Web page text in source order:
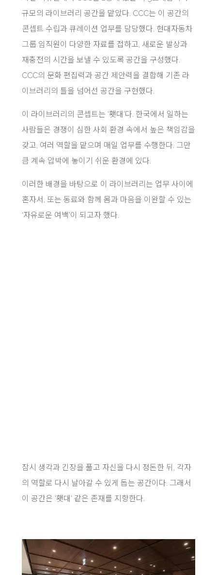
규모의 라이브러리 공간을 맡았다. CCC는 이 공간의
콘셉트 수립과 큐레이션 업무를 담당했다. 현대자동차
그룹 임직원이 다양한 자료를 접하고, 새로운 발상과
재충전의 시간을 보낼 수 있도록 공간을 구성했다.
CCC의 문화 편집력과 공간 제안력을 결합해 기존 라
이브러리의 틀을 넘어선 공간을 구현했다.
이 라이브러리의 콘셉트는 ‘횃대’다. 한국에서 일하는
사람들은 경쟁이 심한 사회 환경 속에서 높은 책임감을
갖고, 여러 역할을 맡으며 매일 업무를 수행한다. 그만
큼 계속 압박에 놓이기 쉬운 환경에 있다.
이러한 배경을 바탕으로 이 라이브러리는 업무 사이에
혼자서, 또는 동료와 함께 몸과 마음을 이완할 수 있는
‘자유로운 여백’이 되고자 했다.
잠시 생각과 긴장을 풀고 자신을 다시 정돈한 뒤, 각자
의 역할로 다시 날아갈 수 있게 돕는 공간이다. 그래서
이 공간은 ‘횃대’ 같은 존재를 지향한다.